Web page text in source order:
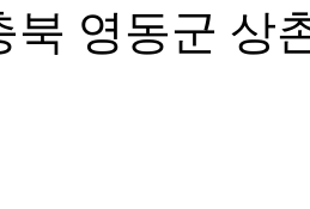
북 영동군 상